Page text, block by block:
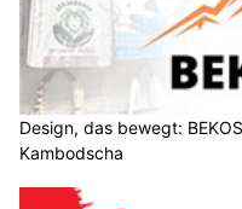
Design, das bewegt:
Kambodscha